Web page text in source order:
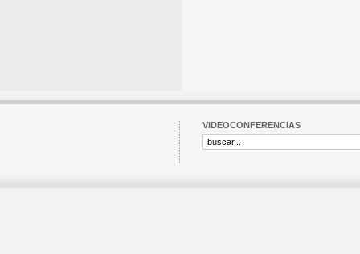
VIDEOCONFERENCIAS